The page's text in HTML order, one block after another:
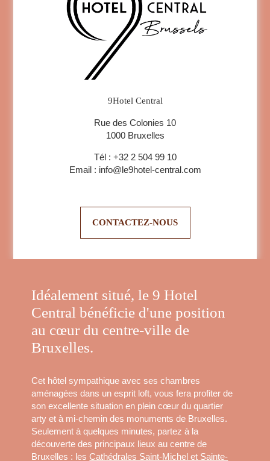
9Hotel Central
Rue des Colonies 10
1000 Bruxelles
Tél : +32 2 504 99 10
Email : info@le9hotel-central.com
CONTACTEZ-NOUS
Idéalement situé, le 9 Hotel
Central bénéficie d'une position
au cœur du centre-ville de
Bruxelles.
Cet hôtel sympathique avec ses chambres
aménagées dans un esprit loft, vous fera profiter de
son excellente situation en plein cœur du quartier
arty et à mi-chemin des monuments de Bruxelles.
Seulement à quelques minutes, partez à la
découverte des principaux lieux au centre de
Bruxelles : lesCathédrales Saint-Michel et Sainte-